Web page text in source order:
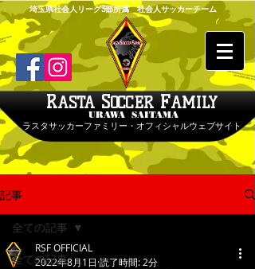
埼玉県社会人リーグ3部所属 社会人サッカーチーム
RASTASOCCERFAMILY
URAWA SAITAMA
ラスタサッカーファミリー・オフィシャルウェブサイト
記事
全ての記事
全ての記事
RSF OFFICIAL
2022年8月1日 読了時間: 2分